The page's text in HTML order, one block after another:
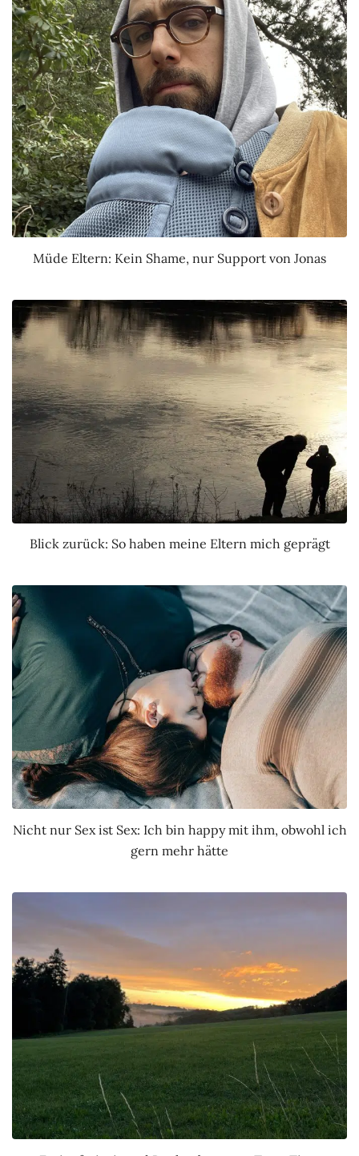
Müde Eltern: Kein Shame, nur Support von Jonas
Blick zurück: So haben meine Eltern mich geprägt
Nicht nur Sex ist Sex: Ich bin happy mit ihm, obwohl ich
gern mehr hätte